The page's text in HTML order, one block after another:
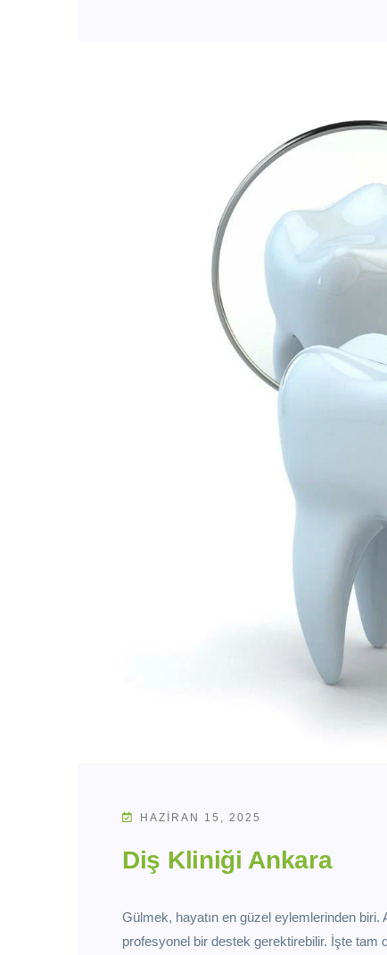
HAZIRAN 15, 2025
Diş Kliniği Ankara
Gülmek, hayatın en güzel eylemlerinden
profesyonel bir destek gerektirebilir. İşte tam